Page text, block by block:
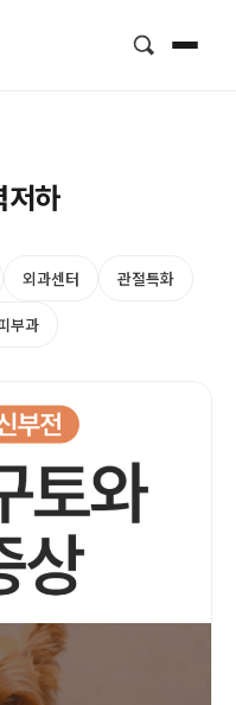
저하
외과센터 관절특화
부과